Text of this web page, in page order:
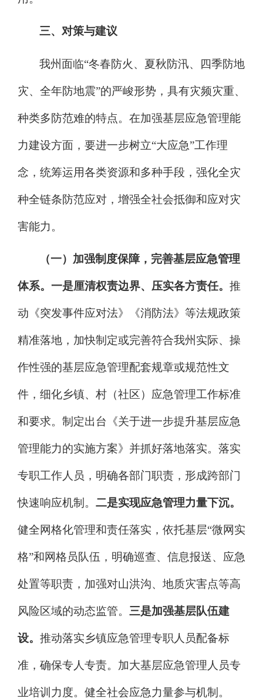
三、对策与建议
我州面临“冬春防火、夏秋防汛、四季防地
灾、全年防地震”的严峻形势，具有灾频灾重、
种类多防范难的特点。 在加强基层应急管理能
力建设方面，要进一步树立“大应急”工作理
念，统筹运用各类资源和多种手段，强化全灾
种全链条防范应对，增强全社会抵御和应对灾
害能力。
（一）加强制度保障，完善基层应急管理
体系。 一是厘清权责边界、压实各方责任。 推
动《突发事件应对法》《消防法》等法规政策
精准落地 ， 加快制定或完善符合我州实际、操
作性强的基层应急管理配套规章或规范性文
件，细化乡镇、村（社区）应急管理工作标准
和要求。 制定出台《关于进一步提升基层应急
管理能力的实施方案》并抓好落地落实。落实
专职工作人员，明确各部门职责，形成跨部门
快速响应机制。 二是实现应急管理力量下沉。
健全网格化管理和责任落实，依托基层“微网实
格”和网格员队伍，明确巡查、信息报送、应急
处置等职责，加强对山洪沟、地质灾害点等高
风险区域的动态监管。 三是加强基层队伍建
设。 推动落实乡镇应急管理专职人员配备标
准，确保专人专责。加大基层应急管理人员专
业培训力度。健全社会应急力量参与机制。